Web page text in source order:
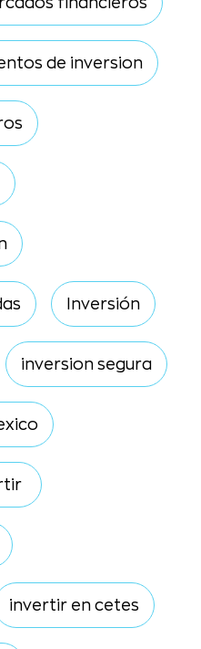
de inversion
Inversión
inversion segura
invertir en cetes